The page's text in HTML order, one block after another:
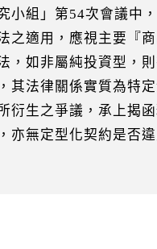
小組」第54次會議中
之適用，應視主要『
，如非屬純投資型，
其法律關係實質為特
衍生之爭議，承上揭
亦無定型化契約是否